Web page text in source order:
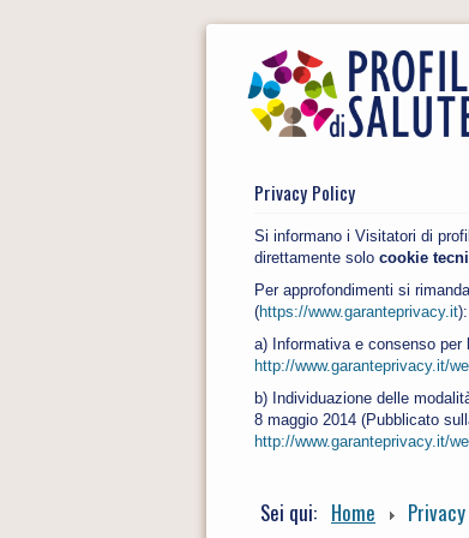
Privacy Policy
Si informano i Visitatori di
direttamente solo cookie
Per approfondimenti si
(https://www.garanteprivacy.it):
a) Informativa e consenso per
http://www.garanteprivacy.it/
b) Individuazione delle
8 maggio 2014 (Pubblicato
http://www.garanteprivacy.it/
Sei qui: Home